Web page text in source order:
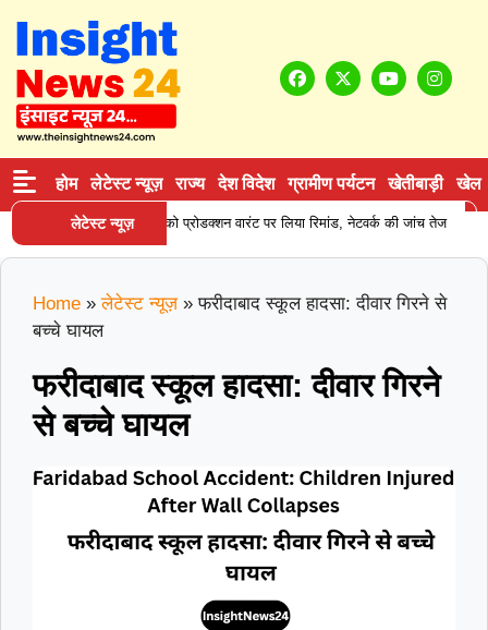
होम लेटेस्ट न्यूज़ राज्य देश विदेश ग्रामीण पर्यटन खेतीबाड़ी खेल
लेटेस्ट न्यूज़
सप्लाई करने वाले आरोपी को प्रोडक्शन वारंट पर लिया रिमांड, नेटवर्क की जांच तेज
Home » लेटेस्ट न्यूज़ »फरीदाबाद स्कूल हादसा: दीवार गिरने से
बच्चे घायल
फरीदाबाद स्कूल हादसा: दीवार गिरने
से बच्चे घायल